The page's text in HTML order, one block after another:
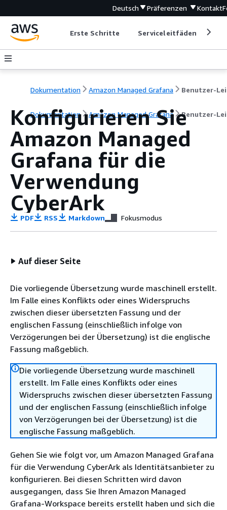
Deutsch Präferenzen Kontakt
Erste Schritte Serviceleitfäden
Dokumentation Amazon Managed Grafana
Dokumentation Amazon Managed Grafana Benutzer-
Konfigurieren Sie
Amazon Managed
Grafana für die
Verwendung
CyberArk
PDF RSS Markdown Fokusmodus
Auf dieser Seite
Die vorliegende Übersetzung wurde maschinell erstellt.
Im Falle eines Konflikts oder eines Widerspruchs
zwischen dieser übersetzten Fassung und der
englischen Fassung (einschließlich infolge von
Verzögerungen bei der Übersetzung) ist die englische
Fassung maßgeblich.
Die vorliegende Übersetzung wurde maschinell
erstellt. Im Falle eines Konflikts oder eines
Widerspruchs zwischen dieser übersetzten Fassung
und der englischen Fassung (einschließlich infolge
von Verzögerungen bei der Übersetzung) ist die
englische Fassung maßgeblich.
Gehen Sie wie folgt vor, um Amazon Managed Grafana
für die Verwendung CyberArk als Identitätsanbieter zu
konfigurieren. Bei diesen Schritten wird davon
ausgegangen, dass Sie Ihren Amazon Managed
Grafana-Workspace bereits erstellt haben und sich die